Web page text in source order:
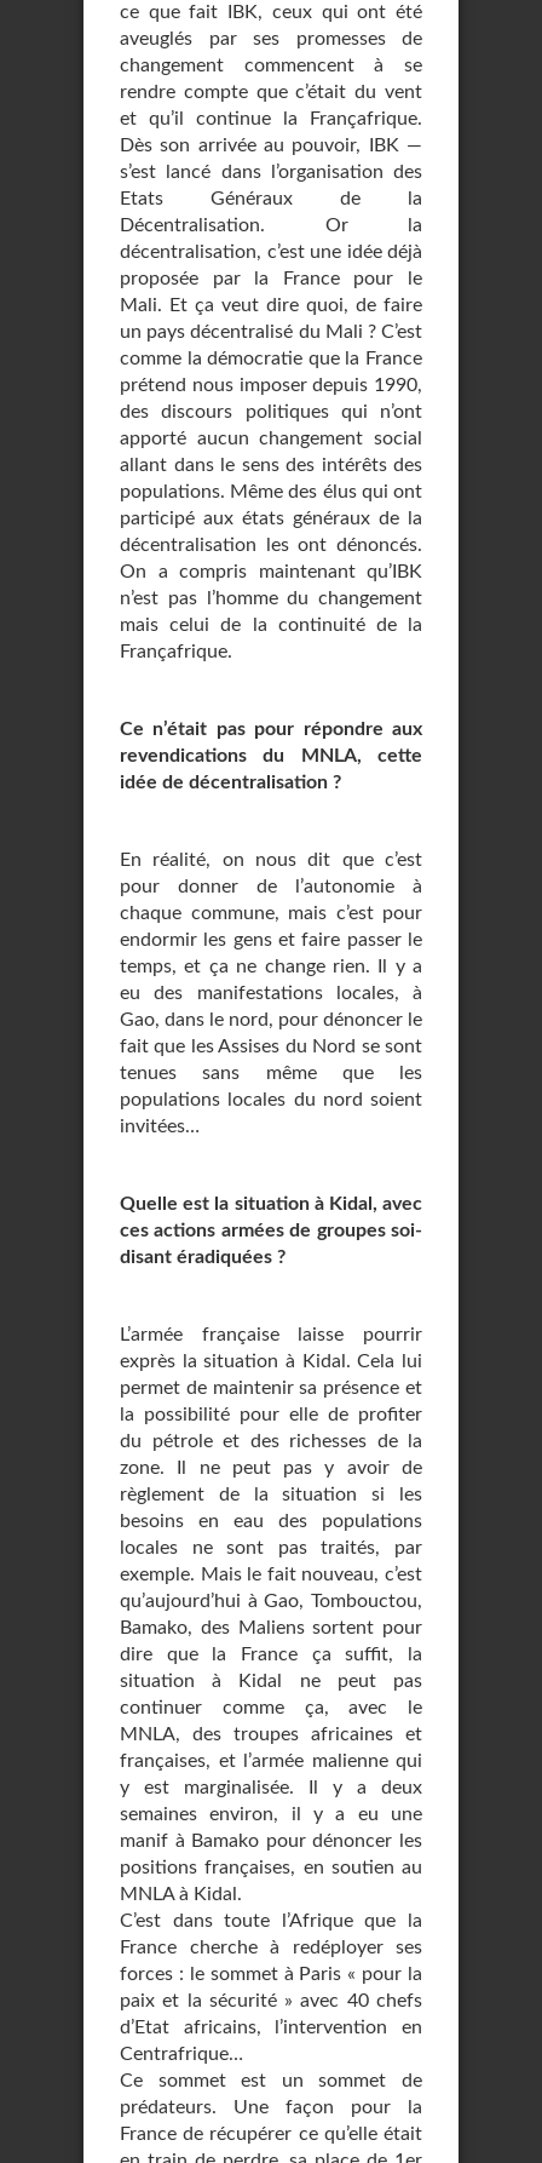
ce que fait IBK, ceux qui ont été
aveuglés par ses promesses de
changement commencent à se
rendre compte que c’était du vent
et qu’il continue la Françafrique.
Dès son arrivée au pouvoir, IBK —
s’est lancé dans l’organisation des
Etats Généraux de la
Décentralisation. Or la
décentralisation, c’est une idée déjà
proposée par la France pour le
Mali. Et ça veut dire quoi, de faire
un pays décentralisé du Mali ? C’est
comme la démocratie que la France
prétend nous imposer depuis 1990,
des discours politiques qui n’ont
apporté aucun changement social
allant dans le sens des intérêts des
populations. Même des élus qui ont
participé aux états généraux de la
décentralisation les ont dénoncés.
On a compris maintenant qu’IBK
n’est pas l’homme du changement
mais celui de la continuité de la
Françafrique.
Ce n’était pas pour répondre aux
revendications du MNLA, cette
idée de décentralisation ?
En réalité, on nous dit que c’est
pour donner de l’autonomie à
chaque commune, mais c’est pour
endormir les gens et faire passer le
temps, et ça ne change rien. Il y a
eu des manifestations locales, à
Gao, dans le nord, pour dénoncer le
fait que les Assises du Nord se sont
tenues sans même que les
populations locales du nord soient
invitées…
Quelle est la situation à Kidal, avec
ces actions armées de groupes soi-
disant éradiquées ?
L’armée française laisse pourrir
exprès la situation à Kidal. Cela lui
permet de maintenir sa présence et
la possibilité pour elle de profiter
du pétrole et des richesses de la
zone. Il ne peut pas y avoir de
règlement de la situation si les
besoins en eau des populations
locales ne sont pas traités, par
exemple. Mais le fait nouveau, c’est
qu’aujourd’hui à Gao, Tombouctou,
Bamako, des Maliens sortent pour
dire que la France ça suffit, la
situation à Kidal ne peut pas
continuer comme ça, avec le
MNLA, des troupes africaines et
françaises, et l’armée malienne qui
y est marginalisée. Il y a deux
semaines environ, il y a eu une
manif à Bamako pour dénoncer les
positions françaises, en soutien au
MNLA à Kidal.
C’est dans toute l’Afrique que la
France cherche à redéployer ses
forces : le sommet à Paris « pour la
paix et la sécurité » avec 40 chefs
d’Etat africains, l’intervention en
Centrafrique…
Ce sommet est un sommet de
prédateurs. Une façon pour la
France de récupérer ce qu’elle était